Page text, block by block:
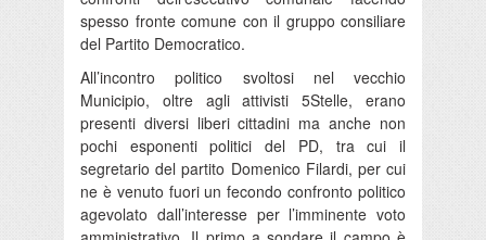
spesso fronte comune con il gruppo consiliare
del Partito Democratico.
All’incontro politico svoltosi nel vecchio
Municipio, oltre agli attivisti 5Stelle, erano
presenti diversi liberi cittadini ma anche non
pochi esponenti politici del PD, tra cui il
segretario del partito Domenico Filardi, per cui
ne è venuto fuori un fecondo confronto politico
agevolato dall’interesse per l’imminente voto